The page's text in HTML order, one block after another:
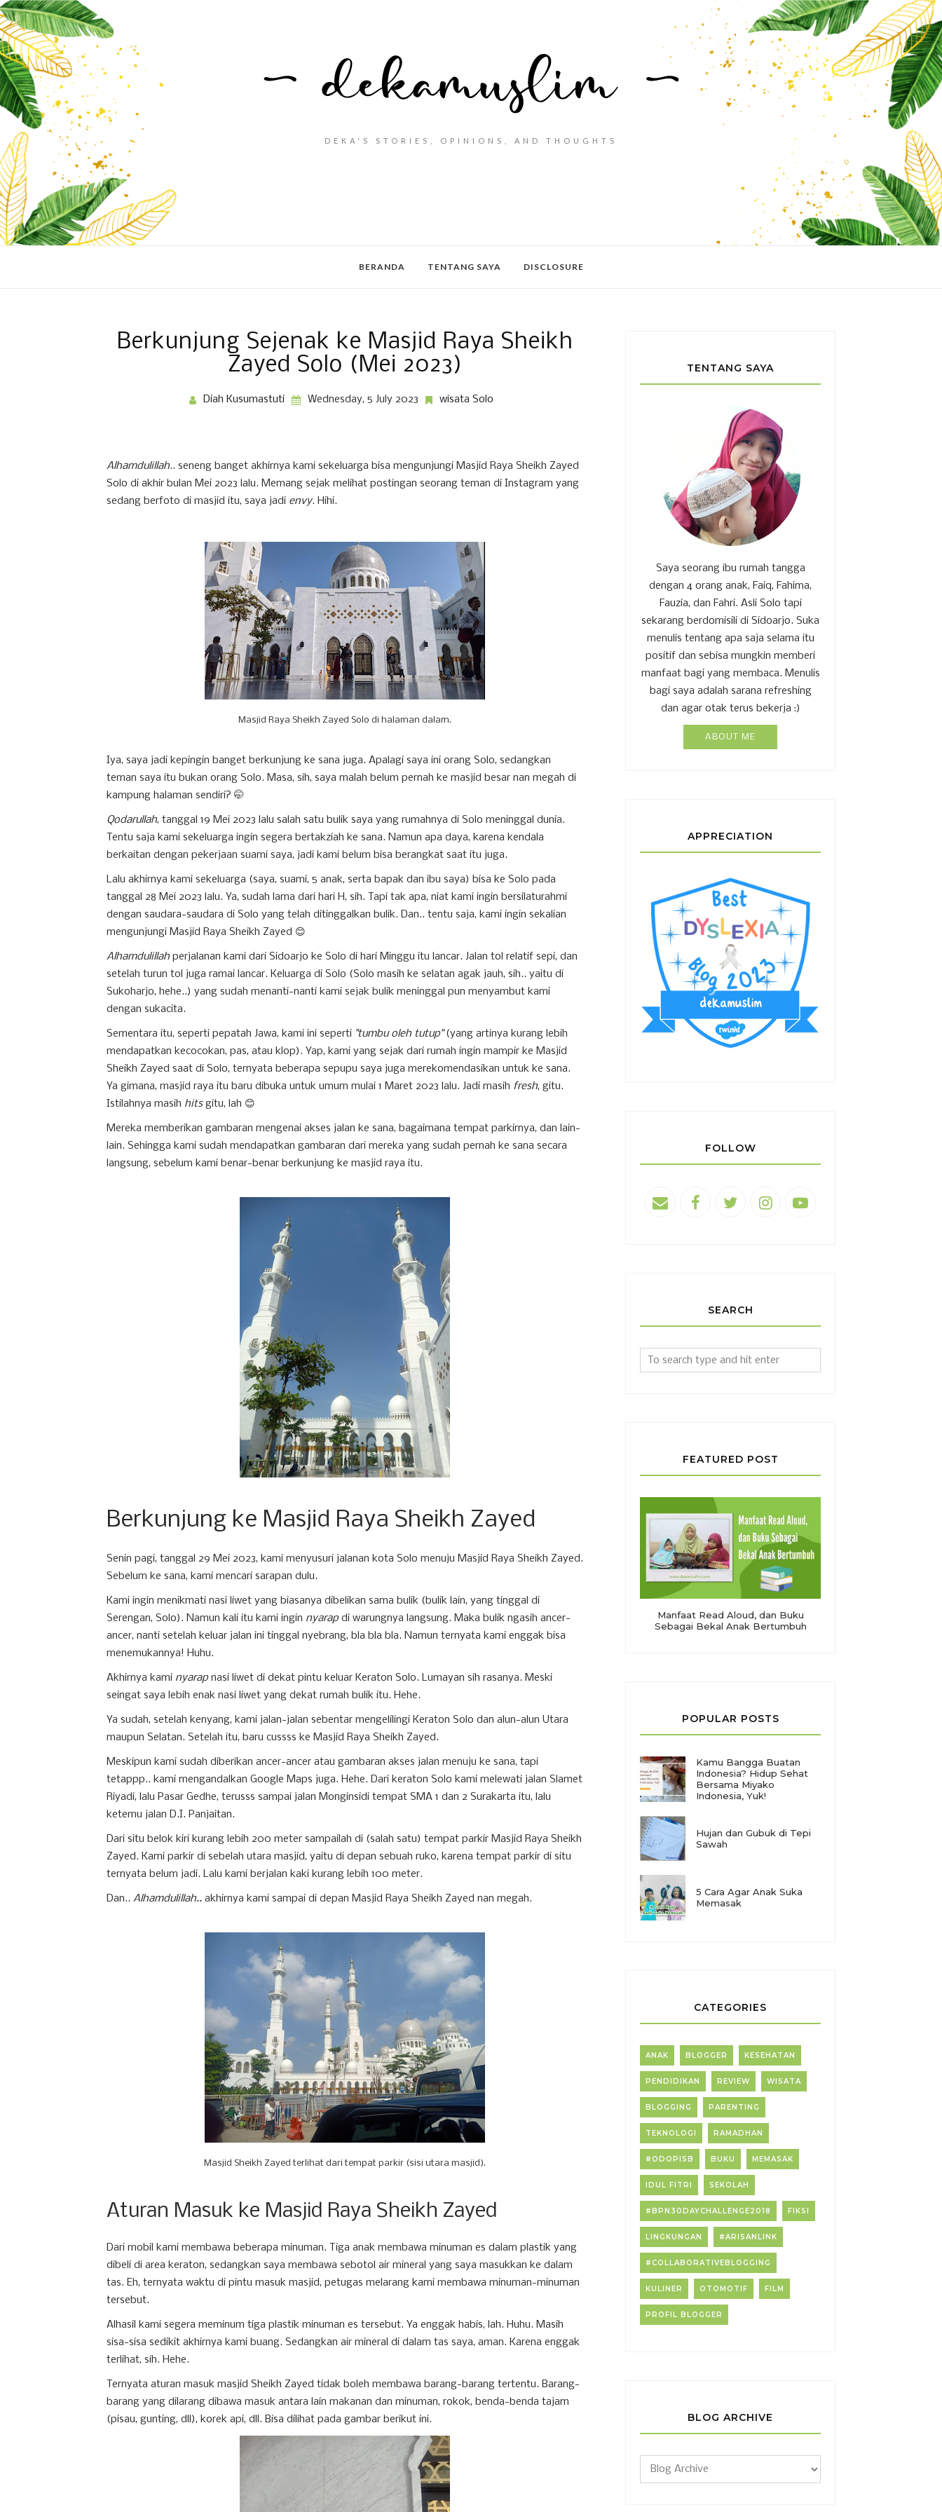
DEKA'S STORIES, OPINIONS, AND THOUGHTS
BERANDA TENTANG SAYA DISCLOSURE
Berkunjung Sejenak ke Masjid Raya Sheikh
Zayed Solo (Mei 2023)
Diah Kusumastuti Wednesday, 5 July 2023 wisata Solo
Alhamdulillah.. seneng banget akhirnya kami sekeluarga bisa mengunjungi Masjid Raya Sheikh Zayed
Solo di akhir bulan Mei 2023 lalu. Memang sejak melihat postingan seorang teman di Instagram yang
sedang berfoto di masjid itu, saya jadi envy. Hihi.
Masjid Raya Sheikh Zayed Solo di halaman dalam.
Iya, saya jadi kepingin banget berkunjung ke sana juga. Apalagi saya ini orang Solo, sedangkan
teman saya itu bukan orang Solo. Masa, sih, saya malah belum pernah ke masjid besar nan megah di
kampung halaman sendiri? 🤭
Qodarullah, tanggal 19 Mei 2023 lalu salah satu bulik saya yang rumahnya di Solo meninggal dunia.
Tentu saja kami sekeluarga ingin segera bertakziah ke sana. Namun apa daya, karena kendala
berkaitan dengan pekerjaan suami saya, jadi kami belum bisa berangkat saat itu juga.
Lalu akhirnya kami sekeluarga (saya, suami, 5 anak, serta bapak dan ibu saya) bisa ke Solo pada
tanggal 28 Mei 2023 lalu. Ya, sudah lama dari hari H, sih. Tapi tak apa, niat kami ingin bersilaturahmi
dengan saudara-saudara di Solo yang telah ditinggalkan bulik. Dan.. tentu saja, kami ingin sekalian
mengunjungi Masjid Raya Sheikh Zayed 😊
Alhamdulillah perjalanan kami dari Sidoarjo ke Solo di hari Minggu itu lancar. Jalan tol relatif sepi, dan
setelah turun tol juga ramai lancar. Keluarga di Solo (Solo masih ke selatan agak jauh, sih.. yaitu di
Sukoharjo, hehe..) yang sudah menanti-nanti kami sejak bulik meninggal pun menyambut kami
dengan sukacita.
Sementara itu, seperti pepatah Jawa, kami ini seperti "tumbu oleh tutup"(yang artinya kurang lebih
mendapatkan kecocokan, pas, atau klop). Yap, kami yang sejak dari rumah ingin mampir ke Masjid
Sheikh Zayed saat di Solo, ternyata beberapa sepupu saya juga merekomendasikan untuk ke sana.
Ya gimana, masjid raya itu baru dibuka untuk umum mulai 1 Maret 2023 lalu. Jadi masih fresh, gitu.
Istilahnya masih hitsgitu, lah 😊
Mereka memberikan gambaran mengenai akses jalan ke sana, bagaimana tempat parkirnya, dan lain-
lain. Sehingga kami sudah mendapatkan gambaran dari mereka yang sudah pernah ke sana secara
langsung, sebelum kami benar-benar berkunjung ke masjid raya itu.
Berkunjung ke Masjid Raya Sheikh Zayed
Senin pagi, tanggal 29 Mei 2023, kami menyusuri jalanan kota Solo menuju Masjid Raya Sheikh Zayed.
Sebelum ke sana, kami mencari sarapan dulu.
Kami ingin menikmati nasi liwet yang biasanya dibelikan sama bulik (bulik lain, yang tinggal di
Serengan, Solo). Namun kali itu kami ingin nyarapdi warungnya langsung. Maka bulik ngasih ancer-
ancer, nanti setelah keluar jalan ini tinggal nyebrang, bla bla bla. Namun ternyata kami enggak bisa
menemukannya! Huhu.
Akhirnya kami nyarapnasi liwet di dekat pintu keluar Keraton Solo. Lumayan sih rasanya. Meski
seingat saya lebih enak nasi liwet yang dekat rumah bulik itu. Hehe.
Ya sudah, setelah kenyang, kami jalan-jalan sebentar mengelilingi Keraton Solo dan alun-alun Utara
maupun Selatan. Setelah itu, baru cussss ke Masjid Raya Sheikh Zayed.
Meskipun kami sudah diberikan ancer-ancer atau gambaran akses jalan menuju ke sana, tapi
tetappp.. kami mengandalkan Google Maps juga. Hehe. Dari keraton Solo kami melewati jalan Slamet
Riyadi, lalu Pasar Gedhe, terusss sampai jalan Monginsidi tempat SMA 1 dan 2 Surakarta itu, lalu
ketemu jalan D.I. Panjaitan.
Dari situ belok kiri kurang lebih 200 meter sampailah di (salah satu) tempat parkir Masjid Raya Sheikh
Zayed. Kami parkir di sebelah utara masjid, yaitu di depan sebuah ruko, karena tempat parkir di situ
ternyata belum jadi. Lalu kami berjalan kaki kurang lebih 100 meter.
Dan.. Alhamdulillah.. akhirnya kami sampai di depan Masjid Raya Sheikh Zayed nan megah.
Masjid Sheikh Zayed terlihat dari tempat parkir (sisi utara masjid).
Aturan Masuk ke Masjid Raya Sheikh Zayed
Dari mobil kami membawa beberapa minuman. Tiga anak membawa minuman es dalam plastik yang
dibeli di area keraton, sedangkan saya membawa sebotol air mineral yang saya masukkan ke dalam
tas. Eh, ternyata waktu di pintu masuk masjid, petugas melarang kami membawa minuman-minuman
tersebut.
Alhasil kami segera meminum tiga plastik minuman es tersebut. Ya enggak habis, lah. Huhu. Masih
sisa-sisa sedikit akhirnya kami buang. Sedangkan air mineral di dalam tas saya, aman. Karena enggak
terlihat, sih. Hehe.
Ternyata aturan masuk masjid Sheikh Zayed tidak boleh membawa barang-barang tertentu. Barang-
barang yang dilarang dibawa masuk antara lain makanan dan minuman, rokok, benda-benda tajam
(pisau, gunting, dll), korek api, dll. Bisa dilihat pada gambar berikut ini.
TENTANG SAYA
Saya seorang ibu rumah tangga
dengan 4 orang anak, Faiq, Fahima,
Fauzia, dan Fahri. Asli Solo tapi
sekarang berdomisili di Sidoarjo. Suka
menulis tentang apa saja selama itu
positif dan sebisa mungkin memberi
manfaat bagi yang membaca. Menulis
bagi saya adalah sarana refreshing
dan agar otak terus bekerja :)
ABOUT ME
APPRECIATION
FOLLOW
SEARCH
FEATURED POST
Manfaat Read Aloud, dan Buku
Sebagai Bekal Anak Bertumbuh
POPULAR POSTS
Kamu Bangga Buatan
Indonesia? Hidup Sehat
Bersama Miyako
Indonesia, Yuk!
Hujan dan Gubuk di Tepi
Sawah
5 Cara Agar Anak Suka
Memasak
CATEGORIES
ANAK BLOGGER KESEHATAN
PENDIDIKAN REVIEW WISATA
BLOGGING PARENTING
TEKNOLOGI RAMADHAN
#ODOPISB BUKU MEMASAK
IDUL FITRI SEKOLAH
#BPN30DAYCHALLENGE2018 FIKSI
LINGKUNGAN #ARISANLINK
#COLLABORATIVEBLOGGING
KULINER OTOMOTIF FILM
PROFIL BLOGGER
BLOG ARCHIVE